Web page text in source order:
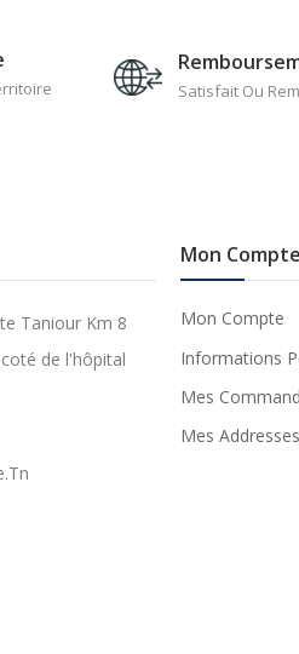
Satisfait Ou
Taniour Km 8
de l'hôpital
Mon Compte
Mon Compte
Informations
Mes
Mes Addresses